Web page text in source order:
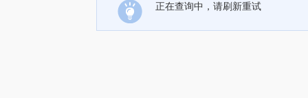
正在查询中，请刷新重试